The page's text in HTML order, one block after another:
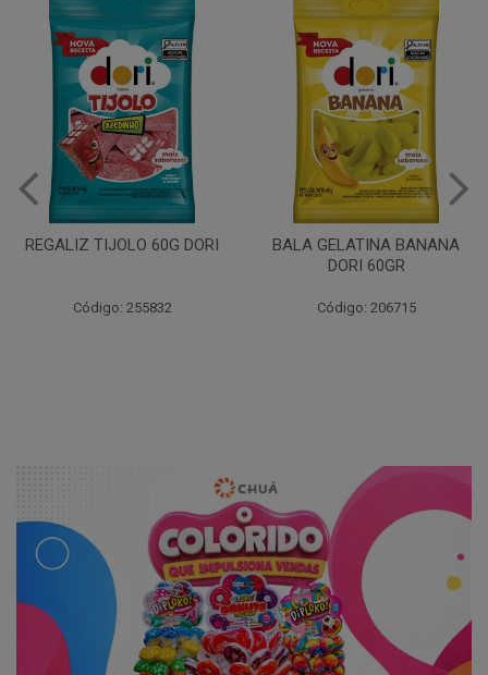
BALA GELATINA BANANA
Código: 206715
BALA GELATINA AMORA
DORI 60GR
Código: 206720